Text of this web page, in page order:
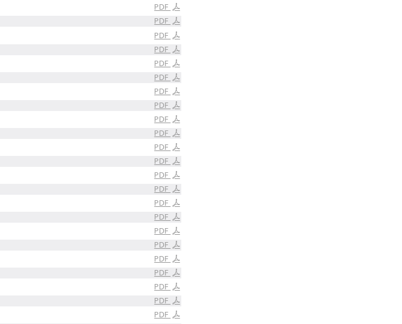
PDF
PDF
PDF
PDF
PDF
PDF
PDF
PDF
PDF
PDF
PDF
PDF
PDF
PDF
PDF
PDF
PDF
PDF
PDF
PDF
PDF
PDF
PDF